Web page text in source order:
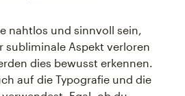
nahtlos und sinnvoll sein,
subliminale Aspekt verloren
dies bewusst erkennen.
auf die Typografie und die